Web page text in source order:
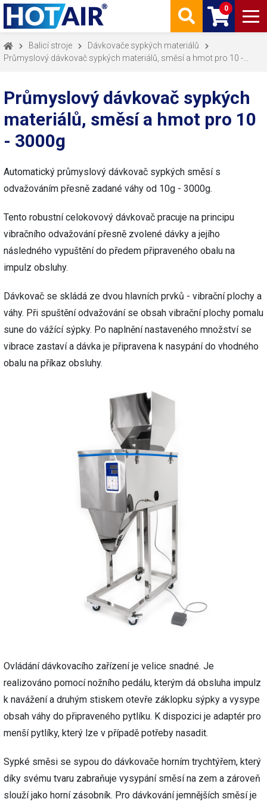
0
Balicí stroje
Dávkovače sypkých materiálů
Průmyslový dávkovač sypkých materiálů, směsí a hmot pro 10 -
Průmyslový dávkovač sypkých
materiálů, směsí a hmot pro 10
- 3000g
Automatický průmyslový dávkovač sypkých směsí s
odvažováním přesně zadané váhy od 10g - 3000g.
Tento robustní celokovový dávkovač pracuje na principu
vibračního odvažování přesně zvolené dávky a jejího
následného vypuštění do předem připraveného obalu na
impulz obsluhy.
Dávkovač se skládá ze dvou hlavních prvků - vibrační plochy a
váhy. Při spuštění odvažování se obsah vibrační plochy pomalu
sune do vážící sýpky. Po naplnění nastaveného množství se
vibrace zastaví a dávka je připravena k nasypání do vhodného
obalu na příkaz obsluhy.
Ovládání dávkovacího zařízení je velice snadné. Je
realizováno pomocí nožního pedálu, kterým dá obsluha impulz
k navážení a druhým stiskem otevře záklopku sýpky a vysype
obsah váhy do připraveného pytlíku. K dispozici je adaptér pro
menší pytlíky, který lze v případě potřeby nasadit.
Sypké směsi se sypou do dávkovače horním trychtýřem, který
díky svému tvaru zabraňuje vysypání směsí na zem a zároveň
slouží jako horní zásobník. Pro dávkování jemnějších směsí je